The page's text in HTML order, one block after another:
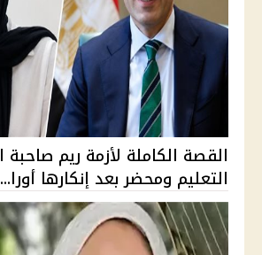
التعليم ومحضر بعد إنكارها أورا...